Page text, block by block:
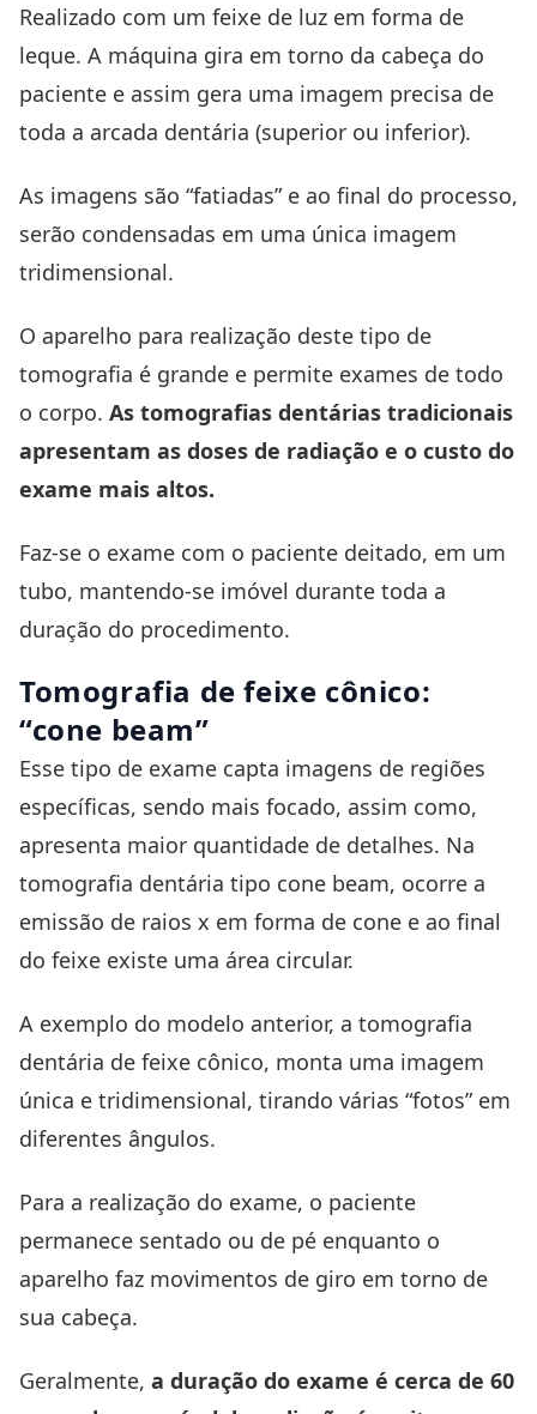
Realizado com um feixe de luz em forma de
leque. A máquina gira em torno da cabeça do
paciente e assim gera uma imagem precisa de
toda a arcada dentária (superior ou inferior).
As imagens são “fatiadas” e ao final do processo,
serão condensadas em uma única imagem
tridimensional.
O aparelho para realização deste tipo de
tomografia é grande e permite exames de todo
o corpo. As tomografias dentárias tradicionais
apresentam as doses de radiação e o custo do
exame mais altos.
Faz-se o exame com o paciente deitado, em um
tubo, mantendo-se imóvel durante toda a
duração do procedimento.
Tomografia de feixe cônico:
“cone beam”
Esse tipo de exame capta imagens de regiões
específicas, sendo mais focado, assim como,
apresenta maior quantidade de detalhes. Na
tomografia dentária tipo cone beam, ocorre a
emissão de raios x em forma de cone e ao final
do feixe existe uma área circular.
A exemplo do modelo anterior, a tomografia
dentária de feixe cônico, monta uma imagem
única e tridimensional, tirando várias “fotos” em
diferentes ângulos.
Para a realização do exame, o paciente
permanece sentado ou de pé enquanto o
aparelho faz movimentos de giro em torno de
sua cabeça.
Geralmente, a duração do exame é cerca de 60